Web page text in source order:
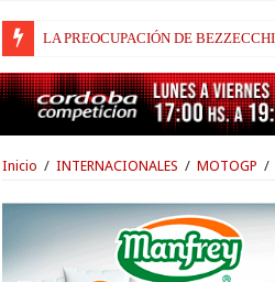
LA PREOCUPACIÓN DE BEZZECCHI
BEZZECCHI, RECUPERADO Y
Inicio / INTERNACIONALES / MOTOGP /